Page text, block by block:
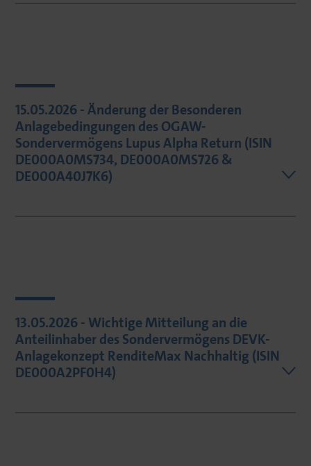
15.05.2026 - Änderung der Besonderen
Anlagebedingungen des OGAW-
Sondervermögens Lupus Alpha Return (ISIN
DE000A0MS734, DE000A0MS726 &
DE000A40J7K6)
13.05.2026 - Wichtige Mitteilung an die
Anteilinhaber des Sondervermögens DEVK-
Anlagekonzept RenditeMax Nachhaltig (ISIN
DE000A2PF0H4)